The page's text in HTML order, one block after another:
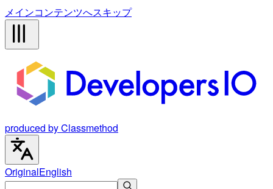
メインコンテンツへスキップ
produced by Classmethod
OriginalEnglish